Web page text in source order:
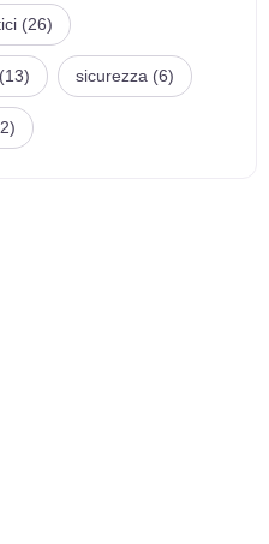
(26)
sicurezza (6)